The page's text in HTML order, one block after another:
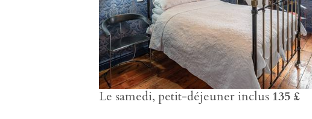
Le samedi, petit-déjeuner inclus 135 £